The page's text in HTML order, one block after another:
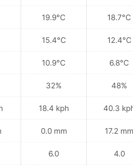
19.9°C
15.4°C
10.9°C
32%
18.4 kph
0.0 mm
6.0
18.7°C
12.4°C
6.8°C
48%
40.3
17.2 mm
4.0